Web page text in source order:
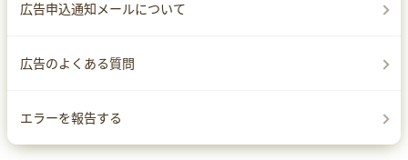
広告申込通知メールについて
広告のよくある質問
エラーを報告する